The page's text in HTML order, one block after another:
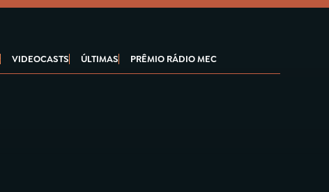
VIDEOCASTS ÚLTIMAS PRÊMIO RÁDIO MEC